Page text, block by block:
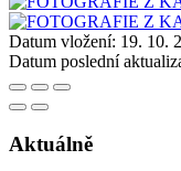
Datum vložení: 19. 10.
Datum poslední
Aktuálně